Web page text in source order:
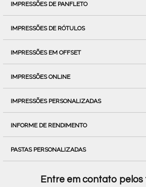
IMPRESSÕES DE PANFLETO
IMPRESSÕES DE RÓTULOS
IMPRESSÕES EM OFFSET
IMPRESSÕES ONLINE
IMPRESSÕES PERSONALIZADAS
INFORME DE RENDIMENTO
PASTAS PERSONALIZADAS
Entre em contato pelos